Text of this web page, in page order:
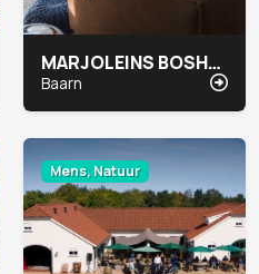
MARJOLEINS BOSHUIS
Baarn
Mens, Natuur